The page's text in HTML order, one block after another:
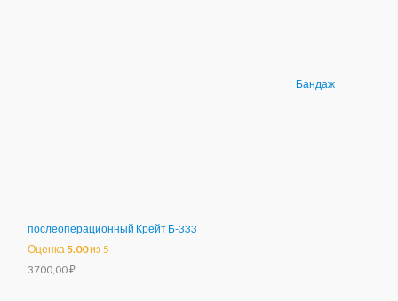
Бандаж
послеоперационный Крейт Б-333
Оценка 5.00из 5
3700,00₽